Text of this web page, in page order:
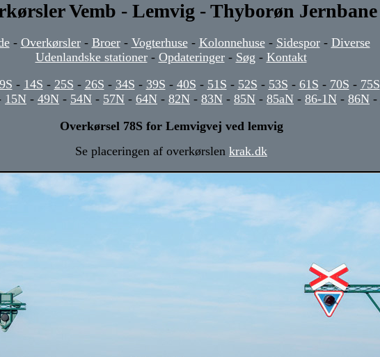
Vemb - Lemvig - Thyborøn Jernbane
- Overkørsler- Broer- Vogterhuse- Kolonnehuse- Sidespor- Diverse
Udenlandske stationer- Opdateringer- Søg - Kontakt
- 14S - 25S - 26S - 34S - 39S - 40S - 51S - 52S - 53S - 61S - 70S - 75S
15N - 49N - 54N - 57N - 64N - 82N - 83N - 85N - 85aN - 86-1N - 86N -
Overkørsel 78S for Lemvigvej ved lemvig
Se placeringen af overkørslen krak.dk